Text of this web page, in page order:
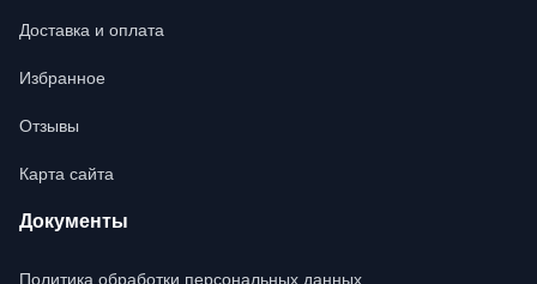
Доставка и оплата
Избранное
Отзывы
Карта сайта
Документы
Политика обработки персональных данных